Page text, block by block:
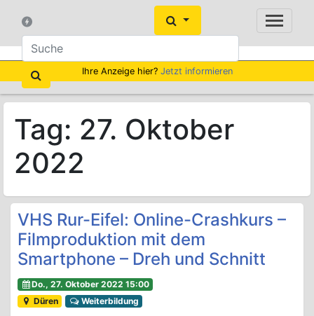
Ihre Anzeige hier? Jetzt informieren
Tag: 27. Oktober
2022
VHS Rur-Eifel: Online-Crashkurs –
Filmproduktion mit dem
Smartphone – Dreh und Schnitt
Do., 27. Oktober 2022 15:00
Düren
Weiterbildung